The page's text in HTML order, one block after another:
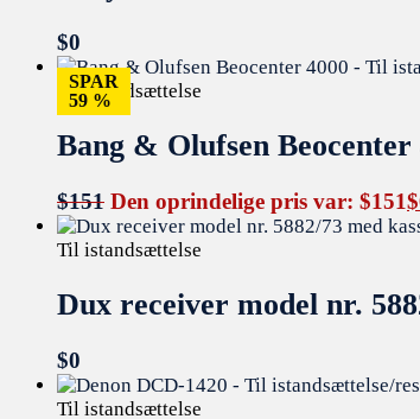
$0
SPAR
59 %
Til istandsættelse
Bang & Olufsen
$151 Den oprindelige pris var: $151$
Til istandsættelse
Dux receiver model nr.
$0
Til istandsættelse